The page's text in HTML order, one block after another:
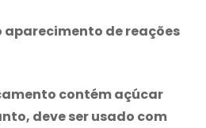
aparecimento de reações
contém açúcar
deve ser usado com